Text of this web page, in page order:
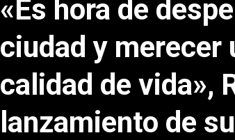
«Es hora de
ciudad y merecer
calidad de vida»,
lanzamiento de